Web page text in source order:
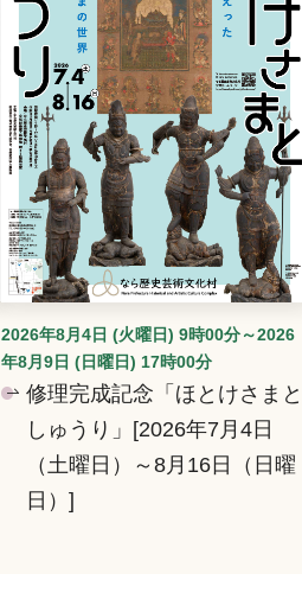
2026年8月4日 (火曜日) 9時00分～2026
年8月9日 (日曜日) 17時00分
修理完成記念「ほとけさまと
しゅうり」[2026年7月4日
（土曜日）～8月16日（日曜
日）]